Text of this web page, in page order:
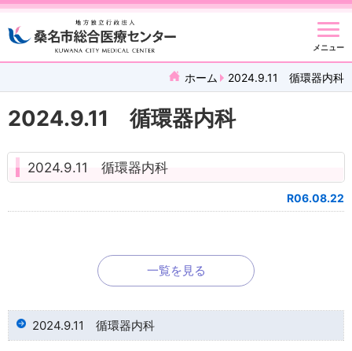
メニュー
ホーム 2024.9.11 循環器内科
2024.9.11 循環器内科
2024.9.11 循環器内科
R06.08.22
一覧を見る
2024.9.11 循環器内科